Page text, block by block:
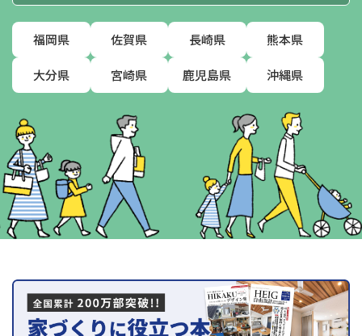
福岡県 佐賀県 長崎県 熊本県
大分県 宮崎県 鹿児島県 沖縄県